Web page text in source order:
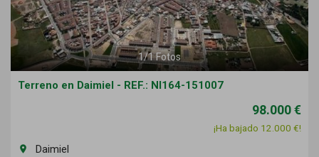
1/1Fotos
Terreno en Daimiel - REF.: NI164-151007
98.000 €
¡Ha bajado 12.000 €!
room
Daimiel